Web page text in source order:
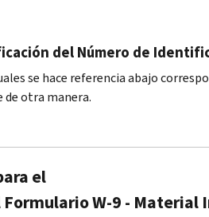
del Número de
se hace referencia abajo
de otra manera.
el
W-9 - Material